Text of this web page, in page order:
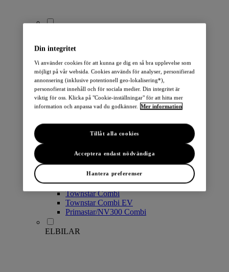
Qashqai
LEAF
ARIYA
X-Trail
Townstar Combi
Townstar Combi EV
Primastar/NV300 Combi
ELBILAR
Din integritet
Vi använder cookies för att kunna ge dig en så bra upplevelse som
möjligt på vår websida. Cookies används för analyser, personifierad
annonsering (inklusive potentionell geo-lokalisering*),
personofierat innehåll och för sociala medier. Din integritet är
viktig för oss. Klicka på "Cookie-inställningar" för att hitta mer
information och anpassa vad du godkänner. Mer information
Hantera preferenser
Acceptera endast nödvändiga
Tillåt alla cookies